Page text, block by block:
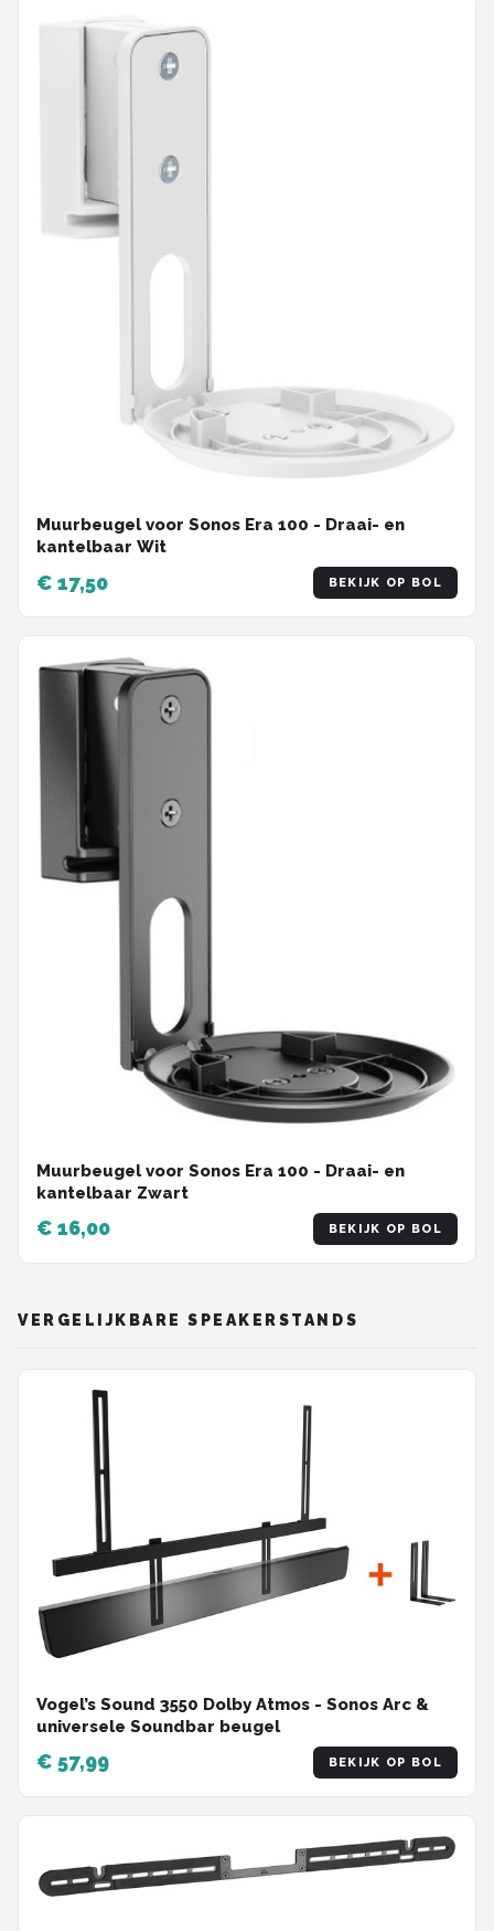
Muurbeugel voor Sonos Era 100 - Draai- en
kantelbaar Wit
€ 17,50 BEKIJK OP BOL
Muurbeugel voor Sonos Era 100 - Draai- en
kantelbaar Zwart
€ 16,00 BEKIJK OP BOL
VERGELIJKBARE SPEAKERSTANDS
Vogel’s Sound 3550 Dolby Atmos - Sonos Arc &
universele Soundbar beugel
€ 57,99 BEKIJK OP BOL